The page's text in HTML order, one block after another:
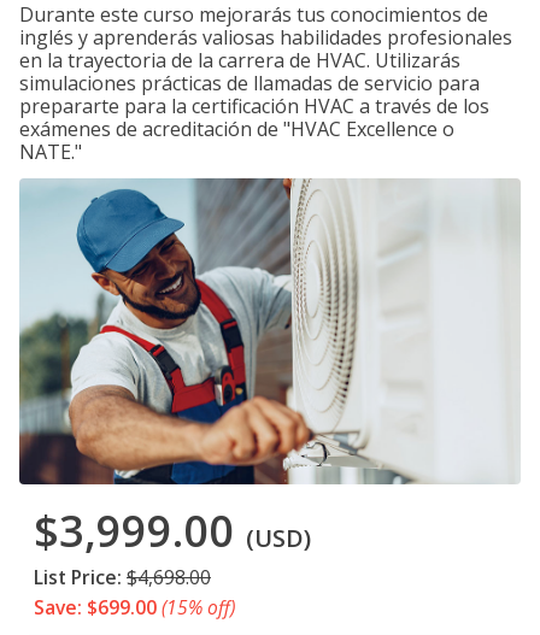
Durante este curso mejorarás tus conocimientos de
inglés y aprenderás valiosas habilidades profesionales
en la trayectoria de la carrera de HVAC. Utilizarás
simulaciones prácticas de llamadas de servicio para
prepararte para la certificación HVAC a través de los
exámenes de acreditación de "HVAC Excellence o
NATE."
$3,999.00 (USD)
List Price: $4,698.00
Save: $699.00(15% off)